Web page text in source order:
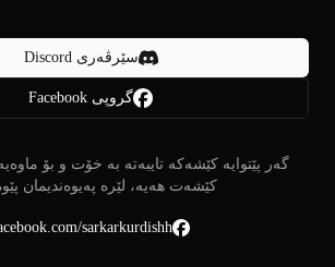
سێرڤەری Discord
گروپی Facebook
گەر پێتوایە کێشەکە تایبەتە بە خۆت و بۆ
کێشەت هەیە، لێرە پەیوەندیمان
sarkarkurdishh